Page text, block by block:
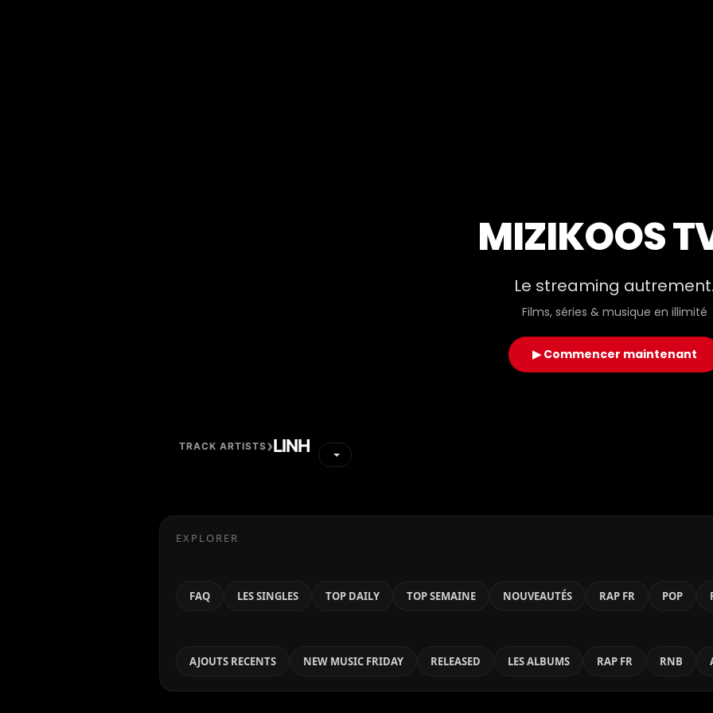
MIZIKOOS
Le streaming autrement.
Films, séries & musique en illimité
▶ Commencer maintenant
TRACK ARTISTS›LINH
EXPLORER
FAQ LES SINGLES TOP DAILY TOP SEMAINE NOUVEAUTÉS RAP FR POP
AJOUTS RECENTS NEW MUSIC FRIDAY RELEASED LES ALBUMS RAP FR RNB